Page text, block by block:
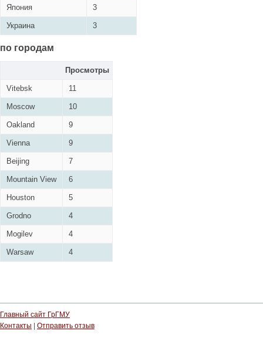
Япония 3
Украина 3
по городам
Просмотры
Vitebsk 11
Moscow 10
Oakland 9
Vienna 9
Beijing 7
Mountain View 6
Houston 5
Grodno 4
Mogilev 4
Warsaw 4
Главный сайт ГрГМУ
Контакты
Отправить отзыв